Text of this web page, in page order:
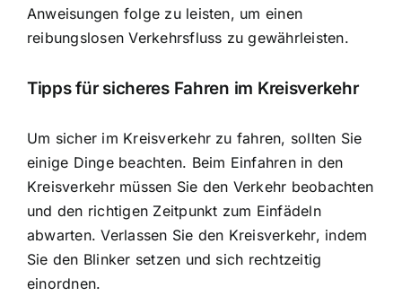
Anweisungen folge zu leisten, um einen
reibungslosen Verkehrsfluss zu gewährleisten.
Tipps für sicheres Fahren im Kreisverkehr
Um sicher im Kreisverkehr zu fahren, sollten Sie
einige Dinge beachten. Beim Einfahren in den
Kreisverkehr müssen Sie den Verkehr beobachten
und den richtigen Zeitpunkt zum Einfädeln
abwarten. Verlassen Sie den Kreisverkehr, indem
Sie den Blinker setzen und sich rechtzeitig
einordnen.